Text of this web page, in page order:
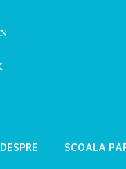
DESPRE SCOALA